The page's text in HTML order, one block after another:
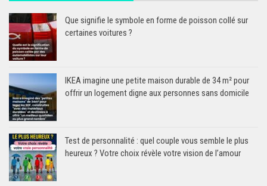
Que signifie le symbole en forme de poisson collé sur
certaines voitures ?
IKEA imagine une petite maison durable de 34 m² pour
offrir un logement digne aux personnes sans domicile
Test de personnalité : quel couple vous semble le plus
heureux ? Votre choix révèle votre vision de l’amour